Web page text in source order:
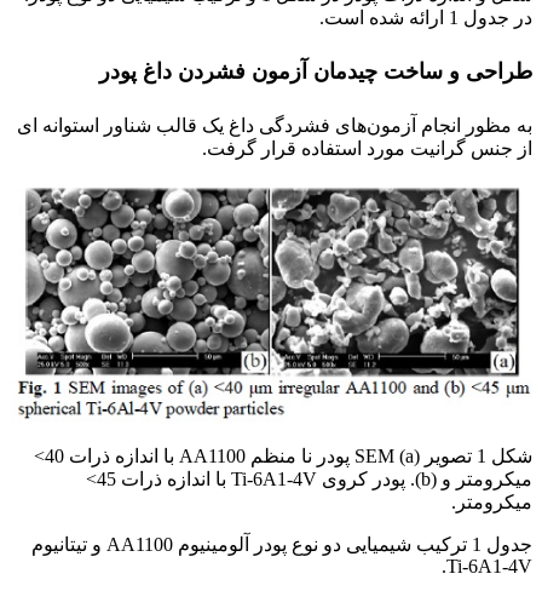
در جدول 1 ارائه شده است.
طراحی و ساخت چیدمان آزمون فشردن داغ پودر
به مظور انجام آزمون‌های فشردگی داغ یک قالب شناور استوانه ای
از جنس گرانیت مورد استفاده قرار گرفت.
شکل 1 تصویر SEM (a) پودر نا منظم AA1100 با اندازه ذرات 40>
میکرومتر و (b). پودر کروی Ti-6A1-4V با اندازه ذرات 45>
میکرومتر.
جدول 1 ترکیب شیمیایی دو نوع پودر آلومینیوم AA1100 و تیتانیوم
Ti-6A1-4V.